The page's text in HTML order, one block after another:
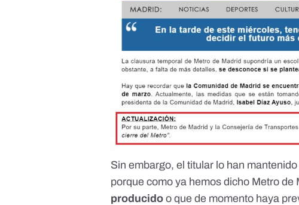
Sin embargo, el titular lo han
porque como ya hemos dicho Metro de
producido o que de momento haya